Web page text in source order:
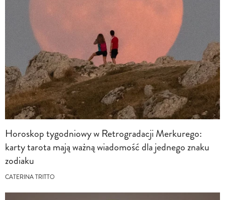
Horoskop tygodniowy w Retrogradacji Merkurego:
karty tarota mają ważną wiadomość dla jednego znaku
zodiaku
CATERINA TRITTO